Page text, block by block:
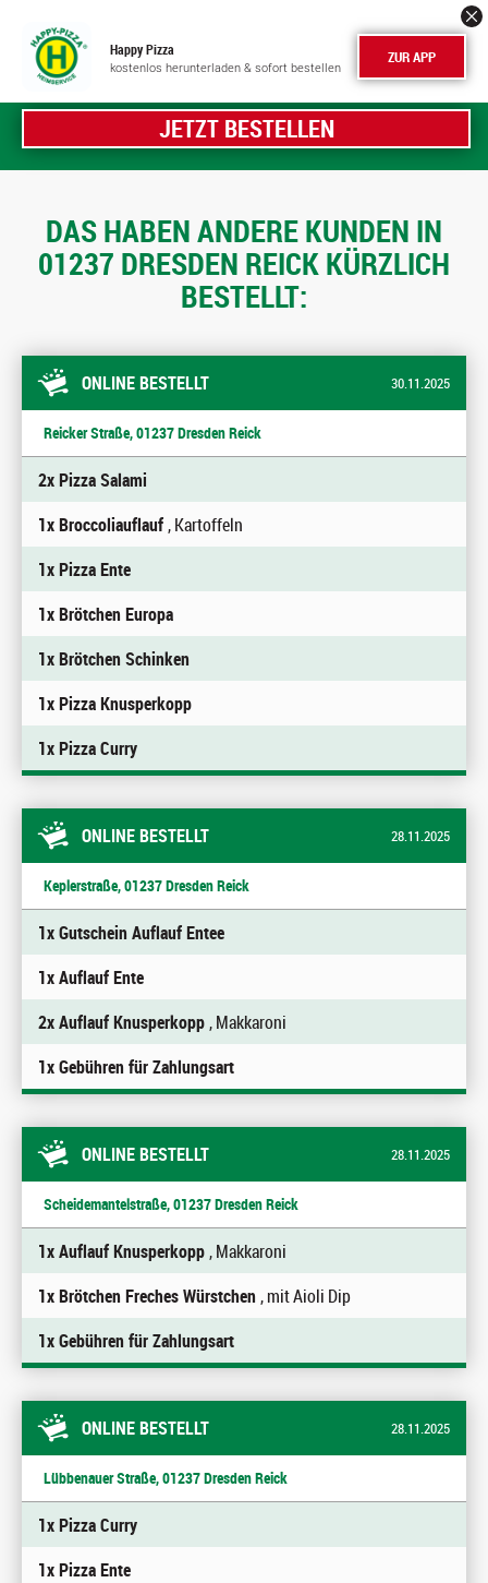
Happy Pizza
kostenlos herunterladen & sofort bestellen ZUR APP
JETZT BESTELLEN
DAS HABEN ANDERE KUNDEN IN
01237 DRESDEN REICK KÜRZLICH
BESTELLT:
ONLINE BESTELLT 30.11.2025
Reicker Straße, 01237 Dresden Reick
2x Pizza Salami
1x Broccoliauflauf, Kartoffeln
1x Pizza Ente
1x Brötchen Europa
1x Brötchen Schinken
1x Pizza Knusperkopp
1x Pizza Curry
ONLINE BESTELLT 28.11.2025
Keplerstraße, 01237 Dresden Reick
1x Gutschein Auflauf Entee
1x Auflauf Ente
2x Auflauf Knusperkopp, Makkaroni
1x Gebühren für Zahlungsart
ONLINE BESTELLT 28.11.2025
Scheidemantelstraße, 01237 Dresden Reick
1x Auflauf Knusperkopp, Makkaroni
1x Brötchen Freches Würstchen, mit Aioli Dip
1x Gebühren für Zahlungsart
ONLINE BESTELLT 28.11.2025
Lübbenauer Straße, 01237 Dresden Reick
1x Pizza Curry
1x Pizza Ente